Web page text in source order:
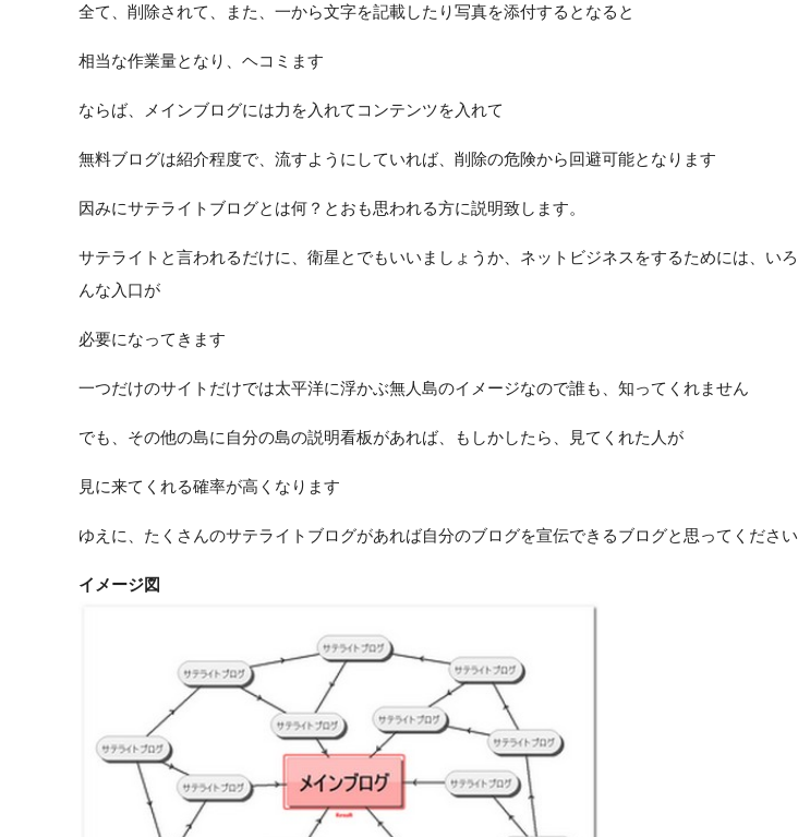
全て、削除されて、また、一から文字を記載したり写真を添付するとなると
相当な作業量となり、ヘコミます
ならば、メインブログには力を入れてコンテンツを入れて
無料ブログは紹介程度で、流すようにしていれば、削除の危険から回避可能となります
因みにサテライトブログとは何？とおも思われる方に説明致します。
サテライトと言われるだけに、衛星とでもいいましょうか、ネットビジネスをするためには、いろ
んな入口が
必要になってきます
一つだけのサイトだけでは太平洋に浮かぶ無人島のイメージなので誰も、知ってくれません
でも、その他の島に自分の島の説明看板があれば、もしかしたら、見てくれた人が
見に来てくれる確率が高くなります
ゆえに、たくさんのサテライトブログがあれば自分のブログを宣伝できるブログと思ってください
イメージ図